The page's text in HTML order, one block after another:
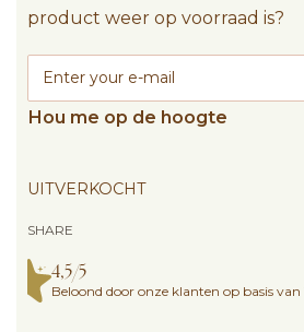
product weer op voorraad is?
Hou me op de hoogte
UITVERKOCHT
SHARE
4,5/5
Beloond door onze klanten op basis van